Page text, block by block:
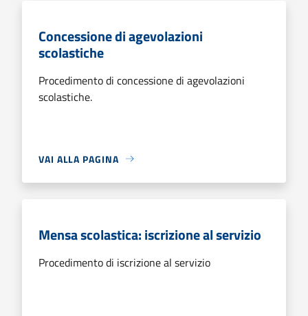
Concessione di agevolazioni
scolastiche
Procedimento di concessione di agevolazioni
scolastiche.
VAI ALLA PAGINA
Mensa scolastica: iscrizione al servizio
Procedimento di iscrizione al servizio